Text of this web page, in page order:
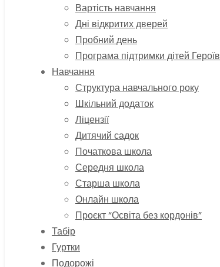
Вартість навчання
Дні відкритих дверей
Пробний день
Програма підтримки дітей Героїв
Навчання
Структура навчального року
Шкільний додаток
Ліцензії
Дитячий садок
Початкова школа
Середня школа
Старша школа
Онлайн школа
Проєкт “Освіта без кордонів”
Табір
Гуртки
Подорожі